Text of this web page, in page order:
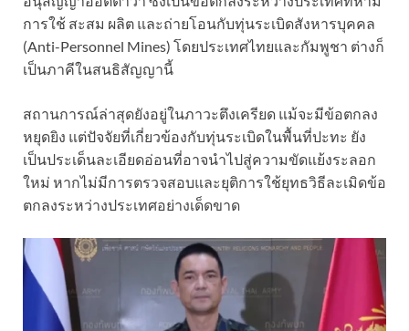
การใช้ สะสม ผลิต และถ่ายโอนกับทุ่นระเบิดสังหารบุคคล
(Anti-Personnel Mines) โดยประเทศไทยและกัมพูชา ต่างก็
เป็นภาคีในสนธิสัญญานี้
สถานการณ์ล่าสุดยังอยู่ในภาวะตึงเครียด แม้จะมีข้อตกลง
หยุดยิง แต่ปัจจัยที่เกี่ยวข้องกับทุ่นระเบิดในพื้นที่ปะทะ ยัง
เป็นประเด็นละเอียดอ่อนที่อาจนำไปสู่ความขัดแย้งระลอก
ใหม่ หากไม่มีการตรวจสอบและยุติการใช้ยุทธวิธีละเมิดข้อ
ตกลงระหว่างประเทศอย่างเด็ดขาด